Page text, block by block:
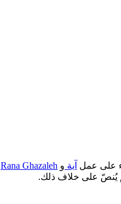
آية و Rana Ghazaleh
يُنصّ على خلاف ذلك.